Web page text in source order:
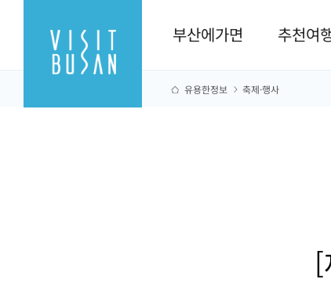
부산에가면 추천여
유용한정보 축제·행사
[